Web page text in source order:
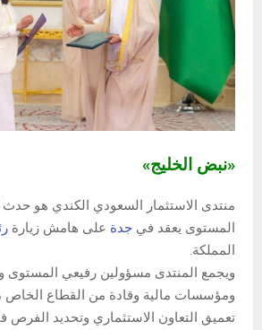
«نبض الخليج»
منتدى الاستثمار السعودي الكندي هو حدث
المستوى يعقد في جدة على هامش زيارة
المملكة.
ويجمع المنتدى مسؤولين رفيعي المستوى
ومؤسسات مالية وقادة من القطاع الخاص
تعميق التعاون الاستثماري وتحديد